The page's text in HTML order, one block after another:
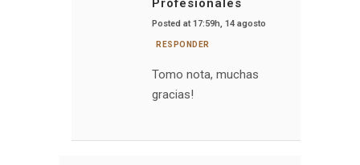
Profesionales
Posted at 17:59h, 14 agosto
RESPONDER
Tomo nota, muchas
gracias!